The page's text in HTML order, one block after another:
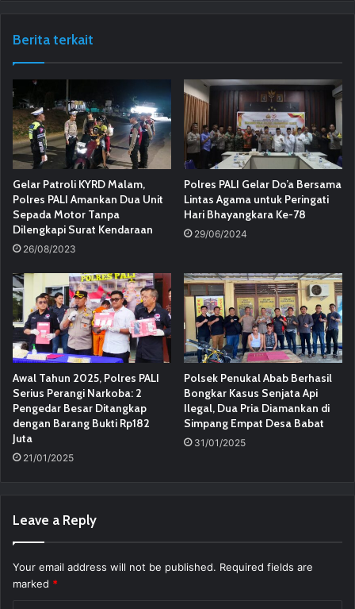
Berita terkait
Gelar Patroli KYRD Malam,
Polres PALI Amankan Dua Unit
Sepada Motor Tanpa
Dilengkapi Surat Kendaraan
26/08/2023
Polres PALI Gelar Do’a Bersama
Lintas Agama untuk Peringati
Hari Bhayangkara Ke-78
29/06/2024
Awal Tahun 2025, Polres PALI
Serius Perangi Narkoba: 2
Pengedar Besar Ditangkap
dengan Barang Bukti Rp182
Juta
21/01/2025
Polsek Penukal Abab Berhasil
Bongkar Kasus Senjata Api
Ilegal, Dua Pria Diamankan di
Simpang Empat Desa Babat
31/01/2025
Leave a Reply
Your email address will not be published. Required fields are
marked *